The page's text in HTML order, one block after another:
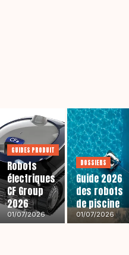
GUIDES PRODUIT
Robots
électriques
CF Group
2026
01/07/2026
DOSSIERS
Guide 2026
des robots
de piscine
01/07/2026